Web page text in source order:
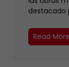
destacado
Read More